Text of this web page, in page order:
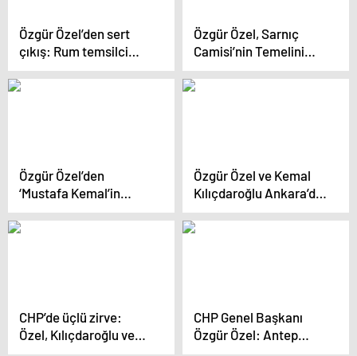
Özgür Özel’den sert
çıkış: Rum temsilci
‘işgal’ deyince salonu
terk etti
Özgür Özel, Sarnıç
Camisi’nin Temelini
Attı
Özgür Özel’den
‘Mustafa Kemal’in
askerleriyiz’ sloganı
atan teğmenlere
Özgür Özel ve Kemal
Kılıçdaroğlu Ankara’da
bir araya geldi
CHP’de üçlü zirve:
Özel, Kılıçdaroğlu ve
Yavaş ile görüşecek
CHP Genel Başkanı
Özgür Özel: Antep
fıstığına katma değer